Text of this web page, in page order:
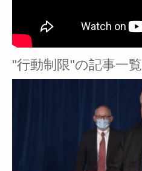
"行動制限"の記事一覧